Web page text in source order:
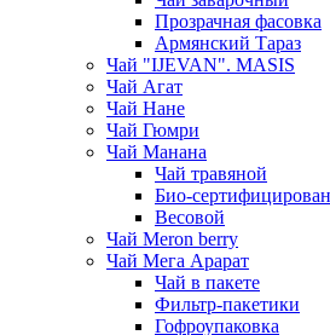
Прозрачная фасовка
Армянский Тараз
Чай "IJEVAN". MASIS
Чай Агат
Чай Нане
Чай Гюмри
Чай Манана
Чай травяной
Био-
Весовой
Чай Meron berry
Чай Мега Арарат
Чай в пакете
Фильтр-пакетики
Гофроупаковка